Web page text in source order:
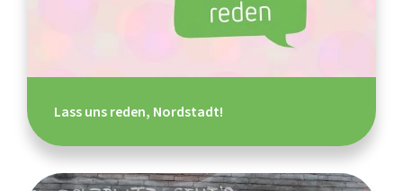
Lass uns reden, Nordstadt!